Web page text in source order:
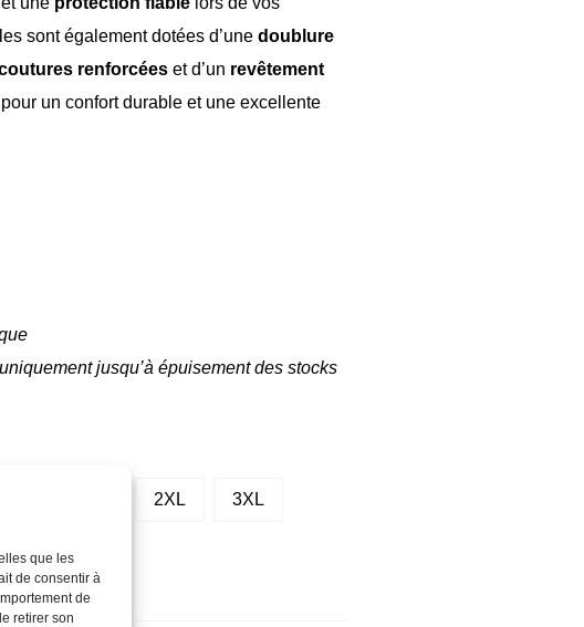
que les
de consentir à
de
retirer son
sont également dotées d’une doublure
renforcées et d’un revêtement
pour un confort durable et une excellente
jusqu’à épuisement des stocks
2XL 3XL